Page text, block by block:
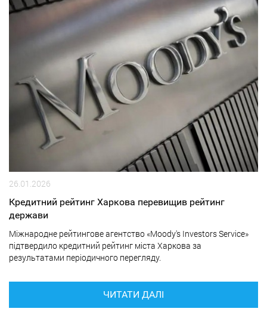
26.01.2026
Кредитний рейтинг Харкова перевищив рейтинг
держави
Міжнародне рейтингове агентство «Moody's Investors Service»
підтвердило кредитний рейтинг міста Харкова за
результатами періодичного перегляду.
ЧИТАТИ ДАЛІ